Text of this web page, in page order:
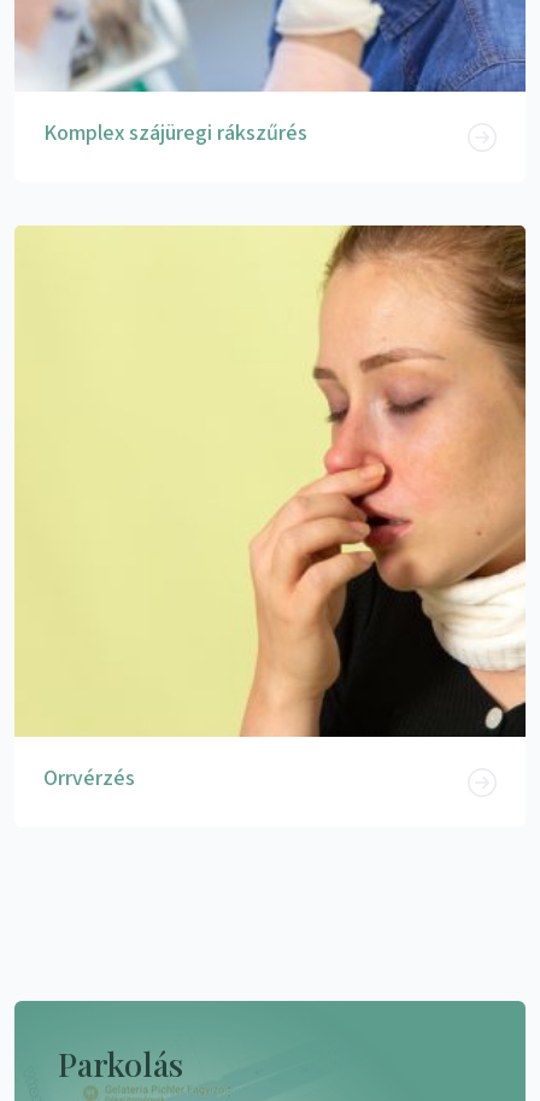
Komplex szájüregi rákszűrés
Orrvérzés
Parkolás